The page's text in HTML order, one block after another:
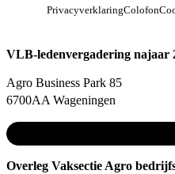
PrivacyverklaringColofon
VLB-ledenvergadering najaar
Agro Business Park 85
6700AA Wageningen
Overleg Vaksectie Agro